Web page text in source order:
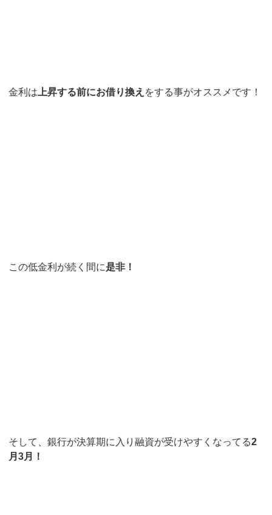
金利は 上昇する前にお借り換え をする事がオススメです！
この低金利が続く間に是非！
そして、銀行が決算期に入り融資が受けやすくなってる2
月3月！